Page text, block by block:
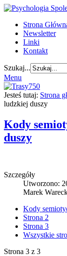
Strona
Newsletter
Linki
Kontakt
Szukaj...
Menu
Jesteś tutaj: Strona
ludzkiej duszy
Kody
duszy
Szczegóły
Utworzono:
Marek
Kody
Strona 2
Strona 3
Wszystkie
Strona 3 z 3